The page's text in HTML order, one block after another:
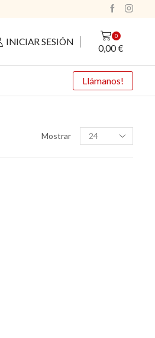
INICIAR SESIÓN
0
0,00€
Llámanos!
Mostrar
Productos
por
pagina